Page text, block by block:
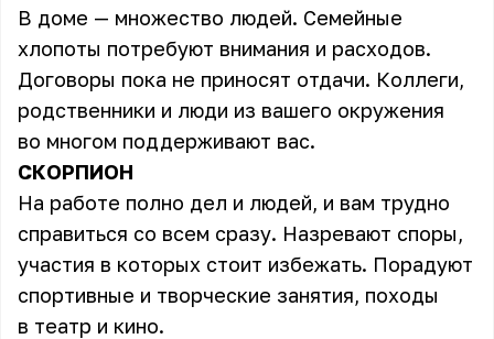
В доме — множество людей. Семейные
хлопоты потребуют внимания и расходов.
Договоры пока не приносят отдачи. Коллеги,
родственники и люди из вашего окружения
во многом поддерживают вас.
СКОРПИОН
На работе полно дел и людей, и вам трудно
справиться со всем сразу. Назревают споры,
участия в которых стоит избежать. Порадуют
спортивные и творческие занятия, походы
в театр и кино.